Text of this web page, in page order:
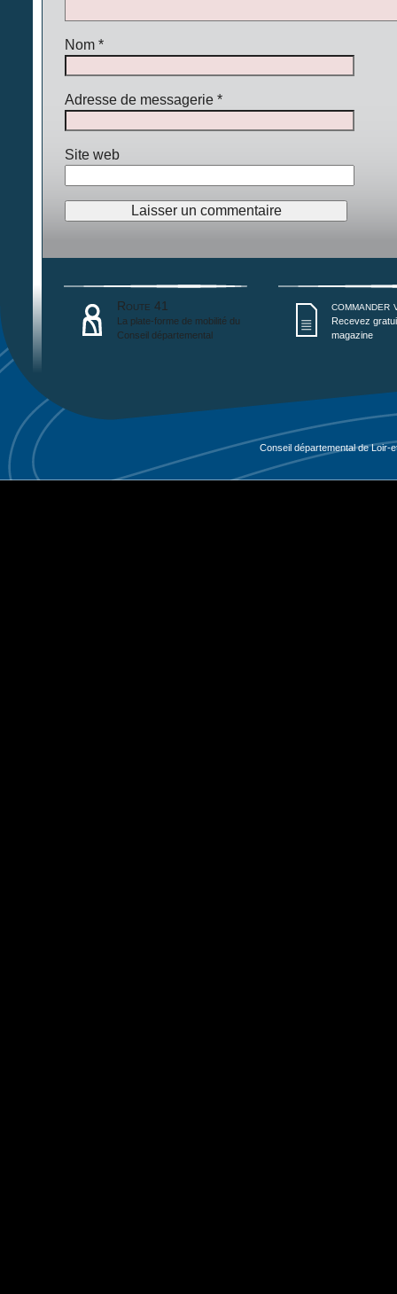
Nom *
Adresse de messagerie *
Site web
Route 41
La plate-forme de mobilité du
Conseil départemental
commander
Recevez
magazine
Conseil départemental de Loir-